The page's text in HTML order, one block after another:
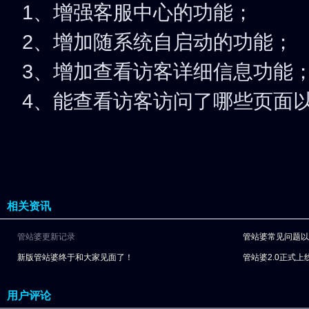
1、增强客服中心的功能；
2、增加随系统自启动的功能；
3、增加查看访客详细信息功能
4、能查看访客访问了哪些页面
相关资讯
管站婆更新记录 管站婆常见问题
新版管站婆终于和大家见面了！ 管站婆2.0正式上
用户评论